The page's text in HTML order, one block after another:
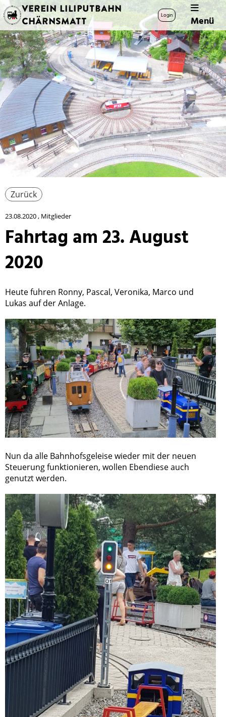
Verein Liliputbahn
Chärnsmatt
Login Menü
Zurück
23.08.2020, Mitglieder
Fahrtag am 23. August
2020
Heute fuhren Ronny, Pascal, Veronika, Marco und
Lukas auf der Anlage.
Nun da alle Bahnhofsgeleise wieder mit der neuen
Steuerung funktionieren, wollen Ebendiese auch
genutzt werden.